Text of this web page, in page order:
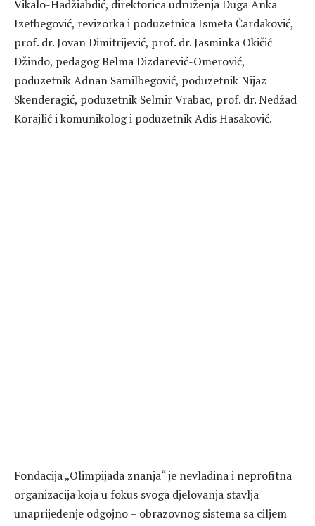
Vikalo-Hadžiabdić, direktorica udruženja Duga Anka
Izetbegović, revizorka i poduzetnica Ismeta Čardaković,
prof. dr. Jovan Dimitrijević, prof. dr. Jasminka Okičić
Džindo, pedagog Belma Dizdarević-Omerović,
poduzetnik Adnan Samilbegović, poduzetnik Nijaz
Skenderagić, poduzetnik Selmir Vrabac, prof. dr. Nedžad
Korajlić i komunikolog i poduzetnik Adis Hasaković.
Fondacija „Olimpijada znanja“ je nevladina i neprofitna
organizacija koja u fokus svoga djelovanja stavlja
unaprijeđenje odgojno – obrazovnog sistema sa ciljem